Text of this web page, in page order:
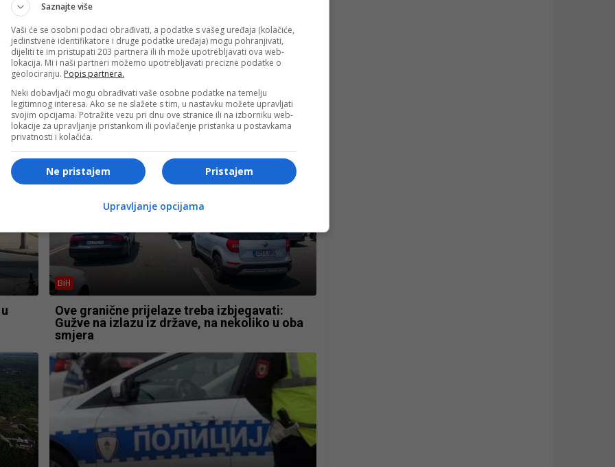
korisnika prava iz oblasti boračko-invalidske zaštite
a zbog povećanja cijene potrošačke korpe.
- OGLAS -
BiH
Ove granične prijelaze treba izbjegavati:
Gužve na izlazu iz države, na nekoliko u oba
smjera
Saznajte više
Vaši će se osobni podaci obrađivati, a podatke s vašeg uređaja (kolačiće,
jedinstvene identifikatore i druge podatke uređaja) mogu pohranjivati,
dijeliti te im pristupati 203 partnera ili ih može upotrebljavati ova web-
lokacija. Mi i naši partneri možemo upotrebljavati precizne podatke o
geolociranju. Popis partnera.
Neki dobavljači mogu obrađivati vaše osobne podatke na temelju
legitimnog interesa. Ako se ne slažete s tim, u nastavku možete upravljati
svojim opcijama. Potražite vezu pri dnu ove stranice ili na izborniku web-
lokacije za upravljanje pristankom ili povlačenje pristanka u postavkama
privatnosti i kolačića.
Pristajem
Ne pristajem
Upravljanje opcijama